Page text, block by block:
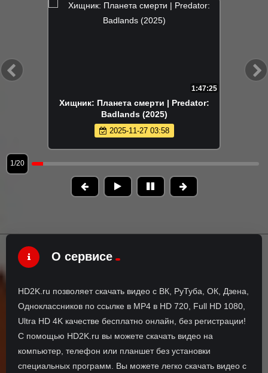
1:47:25
Хищник: Планета смерти | Predator:
Badlands (2025)
2025-11-27 03:58
1/20
О сервисе
HD2K.ru позволяет скачать видео с ВК, РуТуба, ОК, Дзена,
Одноклассников по ссылке в MP4 в HD 720, Full HD 1080,
Ultra HD 4K качестве бесплатно онлайн, без регистрации!
С помощью HD2K.ru вы можете скачать видео на
компьютер, телефон или планшет без установки
специальных программ. Вы можете легко скачать видео с